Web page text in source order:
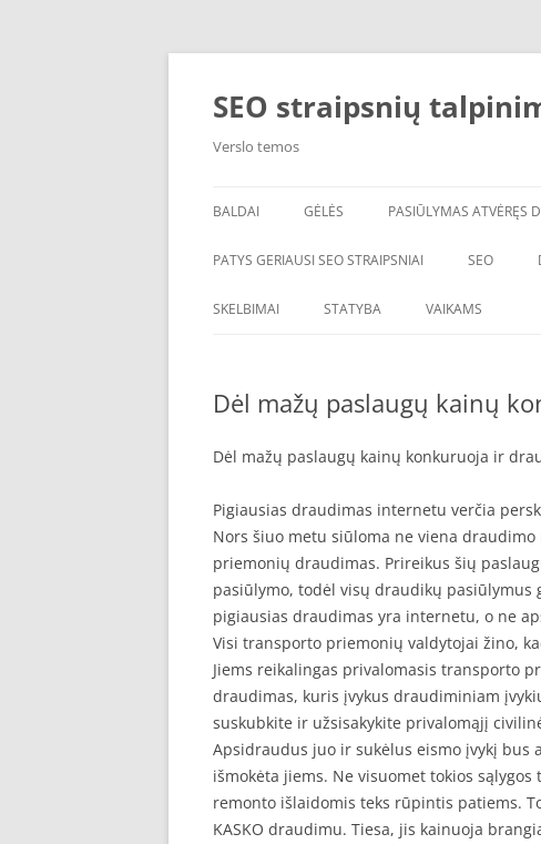
Skip
SEO straipsnių
Verslo temos
BALDAI GĖLĖS PASIŪLYMAS ATVĖRĘS
PATYS GERIAUSI SEO STRAIPSNIAI SEO
SKELBIMAI STATYBA VAIKAMS
Dėl mažų paslaugų kainų
Dėl mažų paslaugų kainų konkuruoja ir
Pigiausias draudimas internetu verčia
Nors šiuo metu siūloma ne viena
priemonių draudimas. Prireikus šių
pasiūlymo, todėl visų draudikų pasiūlymus
pigiausias draudimas yra internetu, o ne
Visi transporto priemonių valdytojai žino,
Jiems reikalingas privalomasis transporto
draudimas, kuris įvykus draudiminiam
suskubkite ir užsisakykite privalomąjį
Apsidraudus juo ir sukėlus eismo įvykį bus
išmokėta jiems. Ne visuomet tokios
remonto išlaidomis teks rūpintis patiems.
KASKO draudimu. Tiesa, jis kainuoja